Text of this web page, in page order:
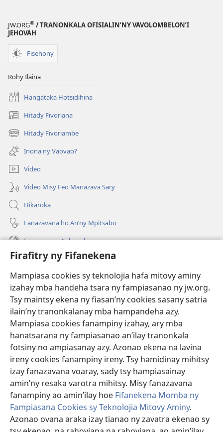
Firafitry ny Fifanekena
Mampiasa cookies sy teknolojia hafa mitovy aminy
izahay mba handeha tsara ny fampiasanao ny jw.org.
Tsy maintsy ekena ny fiasan’ny cookies sasany satria
ilain’ny tranonkalanay mba hampandeha azy.
Mampiasa cookies fanampiny izahay, ary mba
hanatsarana ny fampiasanao an’ilay tranonkala
fotsiny no ampiasanay azy. Azonao ekena na lavina
ireny cookies fanampiny ireny. Tsy hamidinay mihitsy
izay fanazavana voaray, sady tsy hampiasainay
amin’ny resaka varotra mihitsy. Misy fanazavana
fanampiny ao amin’ilay hoe Fifanekena Momba ny
Fampiasana Cookies sy Teknolojia Mitovy Aminy.
Azonao ovana araka izay tianao ny zavatra ekenao sy
JW.ORG® / TRANONKALA OFISIALIN’NY VAVOLOMBELON’I
JEHOVAH
Fisehony
Rohy Ilaina
Hangataka Hotsidihina
Hitady Fivoriana
(manokatra
rohy) Hitady Fivoriambe
(manokatra
rohy) Inona ny Vaovao?
Video
Video Misy Feo Manazava Sary
Hikaroka
Fanazavana ho An’ny Mpitsabo
Fanazavana Ankapobeny
Fanampiana
Fanomezana
(manokatra
rohy)
FITEHIRIZAM-BOKIN’NY Vavolombelon’i Jehovah
(manokatra
rohy)
JW Hub
(manokatra
rohy)
JW Library
Watchtower Library ®
Copyright© 2026 Watch Tower Bible and Tract Society of Pennsylvania.